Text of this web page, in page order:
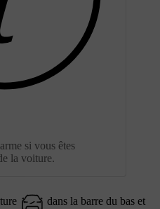
si vous êtes
la voiture.
dans la barre du bas et